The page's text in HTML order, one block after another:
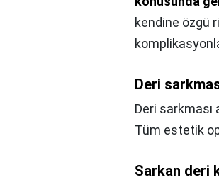
kendine özgü
Deri
Deri sarkması
Tüm estetik
Sarkan deri